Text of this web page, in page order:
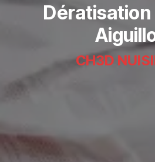
Dératisation
CH3D